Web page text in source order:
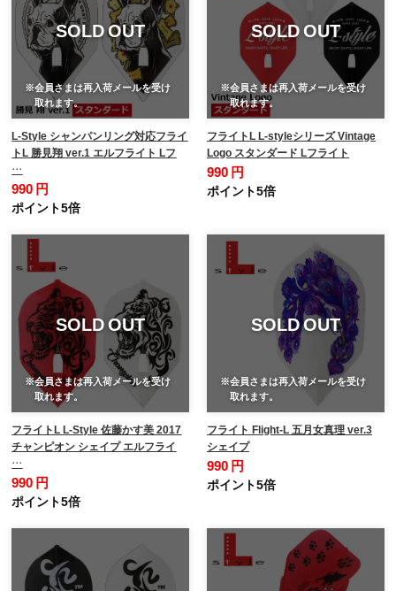
SOLD OUT
※会員さまは再入荷メールを受け
取れます。
L-Style シャンパンリング対応フライ
トL 勝見翔 ver.1 エルフライト Lフ
…
990 円
ポイント5倍
SOLD OUT
※会員さまは再入荷メールを受け
取れます。
フライトL L-styleシリーズ Vintage
Logo スタンダード Lフライト
990 円
ポイント5倍
SOLD OUT
※会員さまは再入荷メールを受け
取れます。
フライトL L-Style 佐藤かす美 2017
チャンピオン シェイプ エルフライ
…
990 円
ポイント5倍
SOLD OUT
※会員さまは再入荷メールを受け
取れます。
フライト Flight-L 五月女真理 ver.3
シェイプ
990 円
ポイント5倍